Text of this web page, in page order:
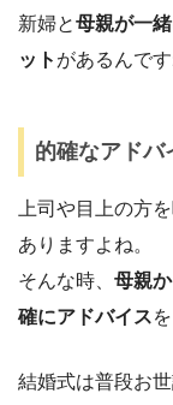
新婦と母親が一緒
ット があるんです
的確なアドバ
上司や目上の方
ありますよね。
そんな時、 母親
確にアドバイス
結婚式は普段お